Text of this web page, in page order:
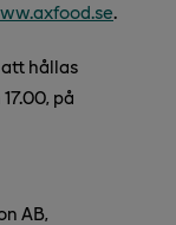
.
hållas
på
AB,